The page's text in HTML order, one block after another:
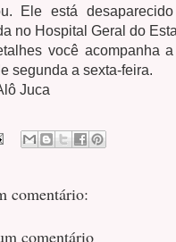
Ele está
no Hospital Geral do
você acompanha
segunda a sexta-feira.
Juca
comentário:
comentário